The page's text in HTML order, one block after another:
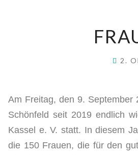
2.
Am Frei­tag, den 9. Sep­tem­ber
Schön­feld seit 2019 end­lich
Kas­sel e. V. statt. In die­sem
die 150 Frau­en, die für den